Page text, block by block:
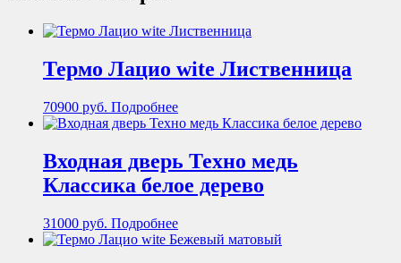
Термо Лацио wite Лиственница
70900 руб. Подробнее
Входная дверь Техно медь
Классика белое дерево
31000 руб. Подробнее